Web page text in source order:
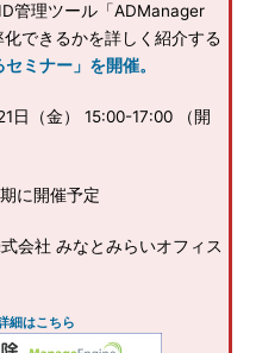
管理ツール「ADManager
できるかを詳しく紹介する
ミナー」を開催。
日（金） 15:00-17:00 （開
催予定
会社 みなとみらいオフィス
細はこちら